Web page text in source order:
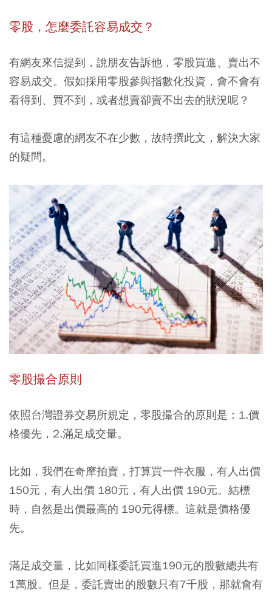
零股，怎麼委託容易成交？
有網友來信提到，說朋友告訴他，零股買進、賣出不
容易成交。假如採用零股參與指數化投資，會不會有
看得到、買不到，或者想賣卻賣不出去的狀況呢？
有這種憂慮的網友不在少數，故特撰此文，解決大家
的疑問。
零股撮合原則
依照台灣證券交易所規定，零股撮合的原則是：1.價
格優先，2.滿足成交量。
比如，我們在奇摩拍賣，打算買一件衣服，有人出價
150元，有人出價 180元，有人出價 190元。結標
時，自然是出價最高的 190元得標。這就是價格優
先。
滿足成交量，比如同樣委託買進190元的股數總共有
1萬股。但是，委託賣出的股數只有7千股，那就會有